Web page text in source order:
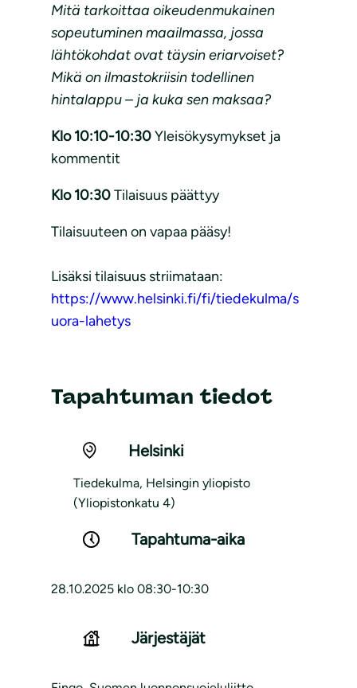
Mitä tarkoittaa oikeudenmukainen
sopeutuminen maailmassa, jossa
lähtökohdat ovat täysin eriarvoiset?
Mikä on ilmastokriisin todellinen
hintalappu – ja kuka sen maksaa?
Klo 10:10-10:30Yleisökysymykset ja
kommentit
Klo 10:30Tilaisuus päättyy
Tilaisuuteen on vapaa pääsy!
Lisäksi tilaisuus striimataan:
https://www.helsinki.fi/fi/tiedekulma/s
uora-lahetys
Tapahtuman tiedot
Helsinki
Tiedekulma, Helsingin yliopisto
(Yliopistonkatu 4)
Tapahtuma-aika
28.10.2025 klo 08:30-10:30
Järjestäjät